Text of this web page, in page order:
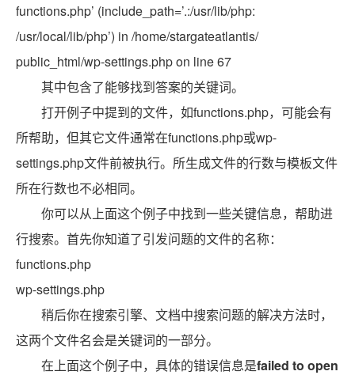
functions.php’ (include_path=’.:/usr/lib/php:
/usr/local/lib/php’) in /home/stargateatlantis/
public_html/wp-settings.php on line 67
其中包含了能够找到答案的关键词。
打开例子中提到的文件，如functions.php，可能会有
所帮助，但其它文件通常在functions.php或wp-
settings.php文件前被执行。所生成文件的行数与模板文件
所在行数也不必相同。
你可以从上面这个例子中找到一些关键信息，帮助进
行搜索。首先你知道了引发问题的文件的名称：
functions.php
wp-settings.php
稍后你在搜索引擎、文档中搜索问题的解决方法时，
这两个文件名会是关键词的一部分。
在上面这个例子中，具体的错误信息是failed to open